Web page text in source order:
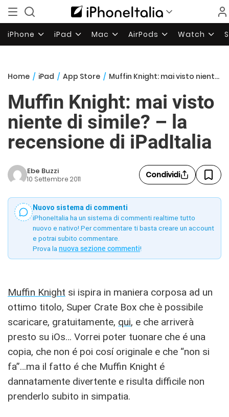
iPhone iPad Mac AirPods Watch
Home / iPad / App Store / Muffin Knight: mai visto niente di simile? – la recensione di iPadItalia
Muffin Knight: mai visto
niente di simile? – la
recensione di iPadItalia
Ebe Buzzi
10 Settembre 2011 Condividi
Nuovo sistema di commenti
iPhoneItalia ha un sistema di commenti realtime tutto
nuovo e nativo! Per commentare ti basta creare un account
e potrai subito commentare.
Prova la nuova sezione commenti!
Muffin Knight si ispira in maniera corposa ad un
ottimo titolo, Super Crate Box che è possibile
scaricare, gratuitamente, qui, e che arriverà
presto su iOs… Vorrei poter tuonare che é una
copia, che non é poi cosí originale e che “non si
fa”…ma il fatto é che Muffin Knight é
dannatamente divertente e risulta difficile non
prenderlo subito in simpatia.